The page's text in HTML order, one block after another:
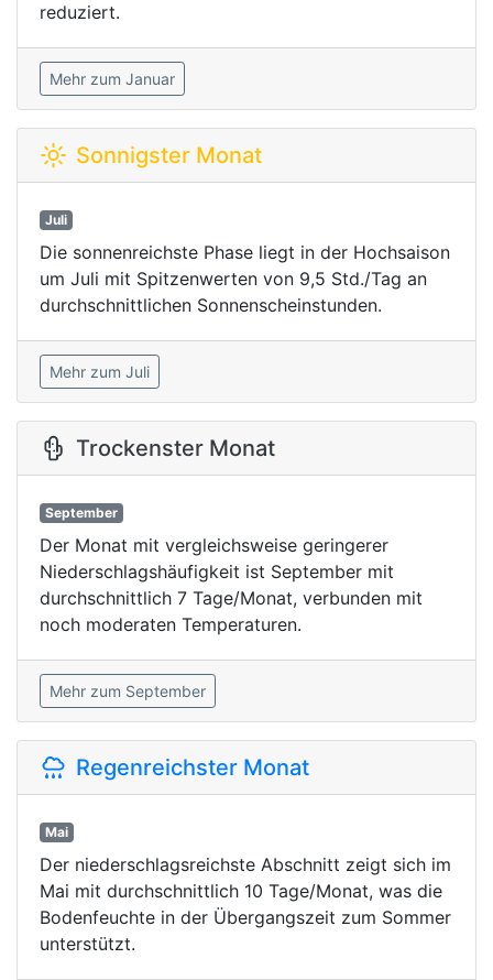
reduziert.
Mehr zum Januar
Sonnigster Monat
Juli
Die sonnenreichste Phase liegt in der Hochsaison
um Juli mit Spitzenwerten von 9,5 Std./Tag an
durchschnittlichen Sonnenscheinstunden.
Mehr zum Juli
Trockenster Monat
September
Der Monat mit vergleichsweise geringerer
Niederschlagshäufigkeit ist September mit
durchschnittlich 7 Tage/Monat, verbunden mit
noch moderaten Temperaturen.
Mehr zum September
Regenreichster Monat
Mai
Der niederschlagsreichste Abschnitt zeigt sich im
Mai mit durchschnittlich 10 Tage/Monat, was die
Bodenfeuchte in der Übergangszeit zum Sommer
unterstützt.